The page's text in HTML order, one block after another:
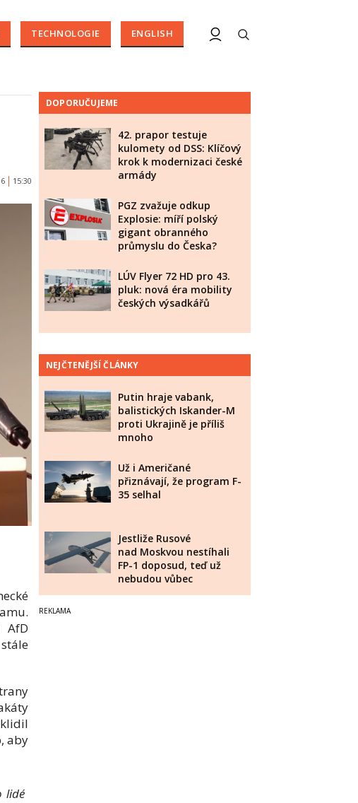
TECHNOLOGIE ENGLISH
15:30
AfD
aby
lidé
DOPORUČUJEME
42. prapor testuje
kulomety od DSS: Klíčový
krok k modernizaci české
armády
PGZ zvažuje odkup
Explosie: míří polský
gigant obranného
průmyslu do Česka?
LÚV Flyer 72 HD pro 43.
pluk: nová éra mobility
českých výsadkářů
NEJČTENĚJŠÍ ČLÁNKY
Putin hraje vabank,
balistických Iskander-M
proti Ukrajině je příliš
mnoho
Už i Američané
přiznávají, že program F-
35 selhal
Jestliže Rusové
nad Moskvou nestíhali
FP-1 doposud, teď už
nebudou vůbec